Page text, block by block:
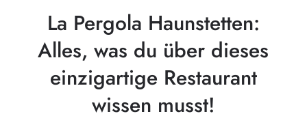
La Pergola Haunstetten:
Alles, was du über dieses
einzigartige Restaurant
wissen musst!